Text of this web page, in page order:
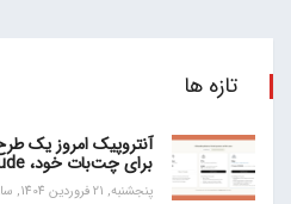
تازه ها
برای چت‌بات خود، Claude، معرفی کرد
پنجشنبه, 21 فروردین 1404, ساعت 14:17